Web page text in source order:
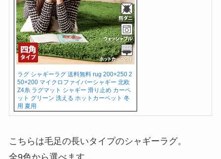
ラグ シャギーラグ 送料無料 rug 200×250 2
50×200 マイクロファイバーシャギー 北欧
Z4糸 ラグマット シャギー 滑り止め カーペ
ット グリーン 洗える ホットカーペット 冬
用 夏用
こちらは毛足の長いタイプのシャギーラグ。